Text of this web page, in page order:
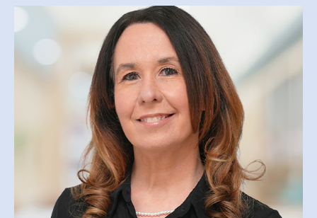
CAROL-ANN THIBAULT
AGENTE DE SOUTIEN ADMINISTRATIF
cathibault@csfoy.ca